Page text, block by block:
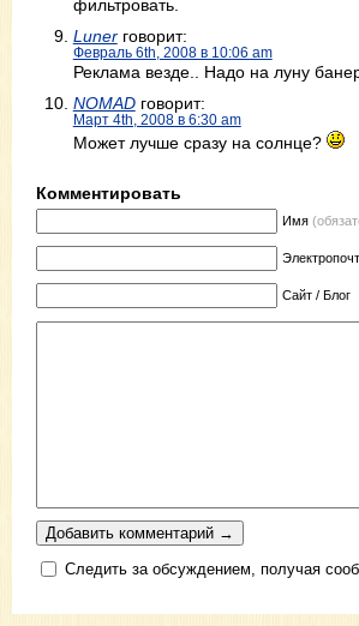
фильтровать.
Lunerговорит:
Февраль 6th, 2008 в 10:06 am
Реклама везде.. Надо на луну
NOMADговорит:
Март 4th, 2008 в 6:30 am
Может лучше сразу на солнце?
Комментировать
Имя
Сайт / Блог
Следить за обсуждением, получая